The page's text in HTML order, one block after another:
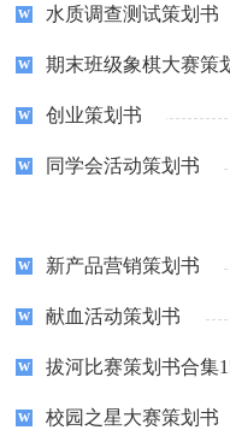
水质调查测试策划书
期末班级象棋大赛策
创业策划书
同学会活动策划书
新产品营销策划书
献血活动策划书
拔河比赛策划书合集
校园之星大赛策划书